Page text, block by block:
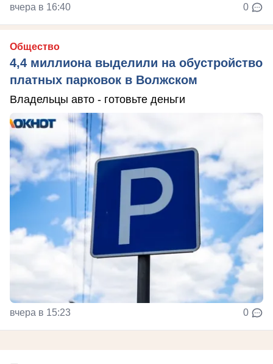
вчера в 16:40 0
Общество
4,4 миллиона выделили на обустройство
платных парковок в Волжском
Владельцы авто - готовьте деньги
вчера в 15:23 0